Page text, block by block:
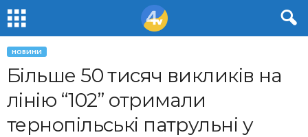
НОВИНИ
Більше 50 тисяч викликів на
лінію “102” отримали
тернопільські патрульні у